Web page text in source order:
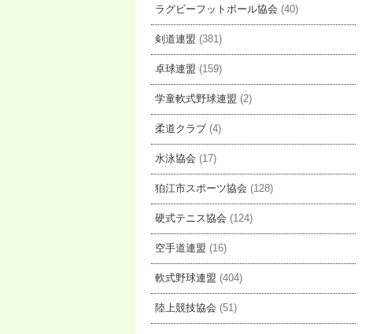
ラグビーフットボール協会 (40)
剣道連盟 (381)
卓球連盟 (159)
学童軟式野球連盟 (2)
柔道クラブ (4)
水泳協会 (17)
狛江市スポーツ協会 (128)
硬式テニス協会 (124)
空手道連盟 (16)
軟式野球連盟 (404)
陸上競技協会 (51)